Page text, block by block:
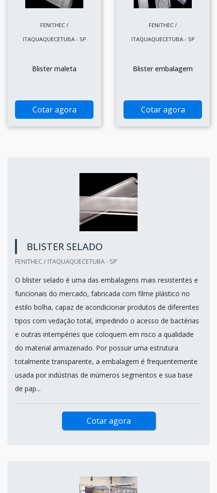
FENITHEC /
ITAQUAQUECETUBA - SP
Blister maleta
Cotar agora
FENITHEC /
ITAQUAQUECETUBA - SP
Blister embalagem
Cotar agora
BLISTER SELADO
FENITHEC / ITAQUAQUECETUBA - SP
O blister selado é uma das embalagens mais resistentes e
funcionais do mercado, fabricada com filme plástico no
estilo bolha, capaz de acondicionar produtos de diferentes
tipos com vedação total, impedindo o acesso de bactérias
e outras intempéries que coloquem em risco a qualidade
do material armazenado. Por possuir uma estrutura
totalmente transparente, a embalagem é frequentemente
usada por indústrias de inúmeros segmentos e sua base
de pap...
Cotar agora